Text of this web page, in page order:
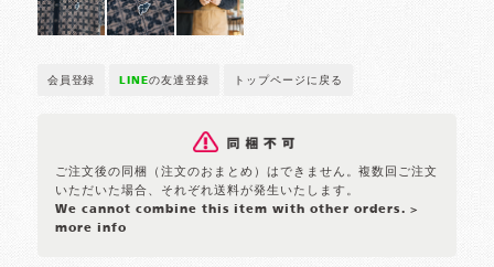
会員登録 LINEの友達登録 トップページに戻る
ご注文後の同梱（注文のおまとめ）はできません。複数回ご注文
いただいた場合、それぞれ送料が発生いたします。
We cannot combine this item with other orders. >
more info